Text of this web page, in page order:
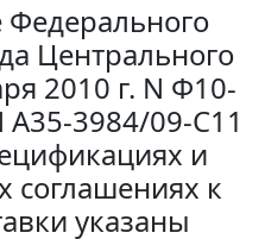
Федерального
Центрального
2010 г. N Ф10-
А35-3984/09-С11
и
соглашениях к
указаны